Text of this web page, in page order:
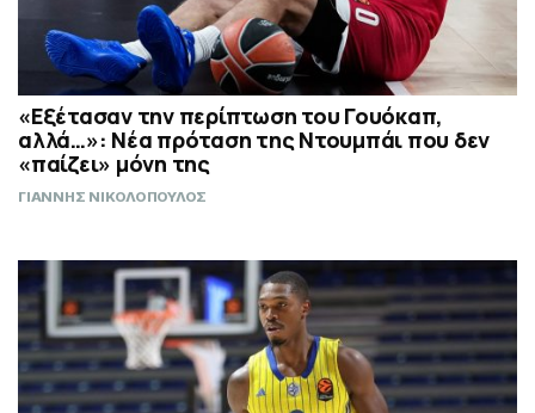
«Εξέτασαν την περίπτωση του Γουόκαπ,
αλλά…»: Νέα πρόταση της Ντουμπάι που δεν
«παίζει» μόνη της
ΓΙΑΝΝΗΣ ΝΙΚΟΛΟΠΟΥΛΟΣ